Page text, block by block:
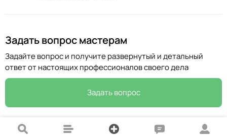
Задать вопрос мастерам
Задайте вопрос и получите развернутый и детальный
ответ от настоящих профессионалов своего дела
Задать вопрос